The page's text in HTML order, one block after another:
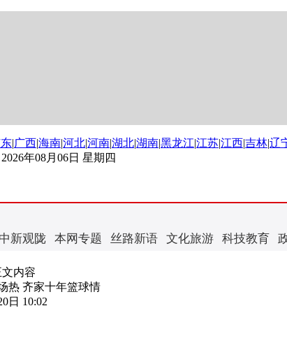
|广西|海南|河北|河南|湖北|湖南|黑龙江|江苏|江西|吉林|辽
2026年08月06日 星期四
中新观陇 本网专题 丝路新语 文化旅游 科技教育
内容
热 齐家十年篮球情
日 10:02